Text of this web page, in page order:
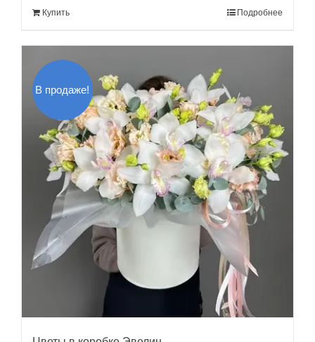
Купить Подробнее
В продаже!